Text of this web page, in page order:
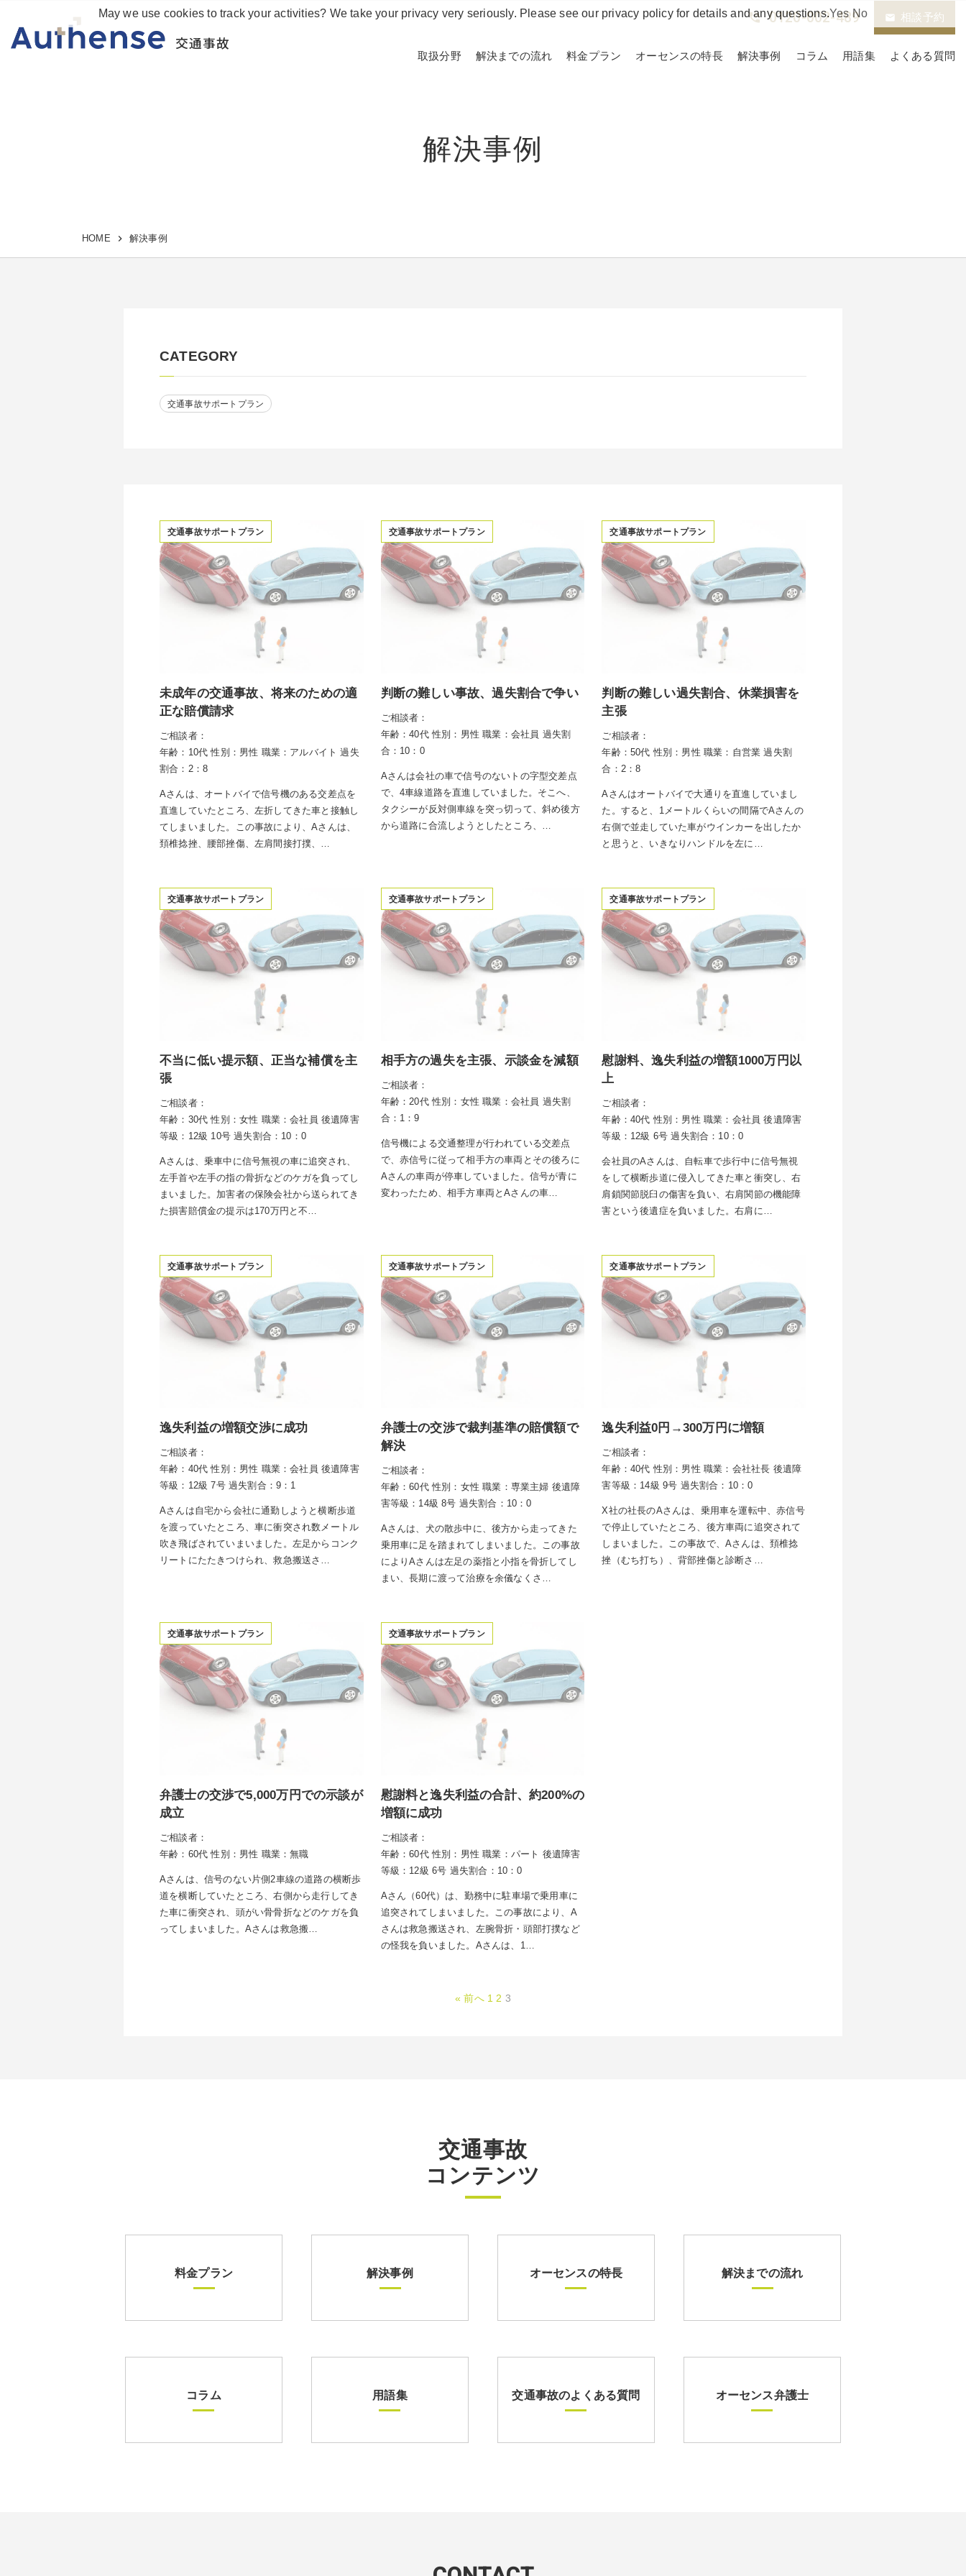
交通事故
phone_in_talk 0120-002-489 email 相談予約
取扱分野 解決までの流れ 料金プラン オーセンスの特長 解決事例 コラム 用語集 よくある質問
解決事例
HOME 解決事例
CATEGORY
交通事故サポートプラン
交通事故サポートプラン
未成年の交通事故、将来のための適
正な賠償請求
ご相談者：
年齢：10代 性別：男性 職業：アルバイト 過失
割合：2：8
Aさんは、オートバイで信号機のある交差点を
直進していたところ、左折してきた車と接触し
てしまいました。この事故により、Aさんは、
頚椎捻挫、腰部挫傷、左肩間接打撲、…
交通事故サポートプラン
判断の難しい事故、過失割合で争い
ご相談者：
年齢：40代 性別：男性 職業：会社員 過失割
合：10：0
Aさんは会社の車で信号のないトの字型交差点
で、4車線道路を直進していました。そこへ、
タクシーが反対側車線を突っ切って、斜め後方
から道路に合流しようとしたところ、…
交通事故サポートプラン
判断の難しい過失割合、休業損害を
主張
ご相談者：
年齢：50代 性別：男性 職業：自営業 過失割
合：2：8
Aさんはオートバイで大通りを直進していまし
た。すると、1メートルくらいの間隔でAさんの
右側で並走していた車がウインカーを出したか
と思うと、いきなりハンドルを左に…
交通事故サポートプラン
不当に低い提示額、正当な補償を主
張
ご相談者：
年齢：30代 性別：女性 職業：会社員 後遺障害
等級：12級 10号 過失割合：10：0
Aさんは、乗車中に信号無視の車に追突され、
左手首や左手の指の骨折などのケガを負ってし
まいました。加害者の保険会社から送られてき
た損害賠償金の提示は170万円と不…
交通事故サポートプラン
相手方の過失を主張、示談金を減額
ご相談者：
年齢：20代 性別：女性 職業：会社員 過失割
合：1：9
信号機による交通整理が行われている交差点
で、赤信号に従って相手方の車両とその後ろに
Aさんの車両が停車していました。信号が青に
変わったため、相手方車両とAさんの車…
交通事故サポートプラン
慰謝料、逸失利益の増額1000万円以
上
ご相談者：
年齢：40代 性別：男性 職業：会社員 後遺障害
等級：12級 6号 過失割合：10：0
会社員のAさんは、自転車で歩行中に信号無視
をして横断歩道に侵入してきた車と衝突し、右
肩鎖関節脱臼の傷害を負い、右肩関節の機能障
害という後遺症を負いました。右肩に…
交通事故サポートプラン
逸失利益の増額交渉に成功
ご相談者：
年齢：40代 性別：男性 職業：会社員 後遺障害
等級：12級 7号 過失割合：9：1
Aさんは自宅から会社に通勤しようと横断歩道
を渡っていたところ、車に衝突され数メートル
吹き飛ばされていまいました。左足からコンク
リートにたたきつけられ、救急搬送さ…
交通事故サポートプラン
弁護士の交渉で裁判基準の賠償額で
解決
ご相談者：
年齢：60代 性別：女性 職業：専業主婦 後遺障
害等級：14級 8号 過失割合：10：0
Aさんは、犬の散歩中に、後方から走ってきた
乗用車に足を踏まれてしまいました。この事故
によりAさんは左足の薬指と小指を骨折してし
まい、長期に渡って治療を余儀なくさ…
交通事故サポートプラン
逸失利益0円→300万円に増額
ご相談者：
年齢：40代 性別：男性 職業：会社社長 後遺障
害等級：14級 9号 過失割合：10：0
X社の社長のAさんは、乗用車を運転中、赤信号
で停止していたところ、後方車両に追突されて
しまいました。この事故で、Aさんは、頚椎捻
挫（むち打ち）、背部挫傷と診断さ…
交通事故サポートプラン
弁護士の交渉で5,000万円での示談が
成立
ご相談者：
年齢：60代 性別：男性 職業：無職
Aさんは、信号のない片側2車線の道路の横断歩
道を横断していたところ、右側から走行してき
た車に衝突され、頭がい骨骨折などのケガを負
ってしまいました。Aさんは救急搬…
交通事故サポートプラン
慰謝料と逸失利益の合計、約200%の
増額に成功
ご相談者：
年齢：60代 性別：男性 職業：パート 後遺障害
等級：12級 6号 過失割合：10：0
Aさん（60代）は、勤務中に駐車場で乗用車に
追突されてしまいました。この事故により、A
さんは救急搬送され、左腕骨折・頭部打撲など
の怪我を負いました。Aさんは、1…
« 前へ 1 2 3
交通事故
コンテンツ
料金プラン 解決事例 オーセンスの特長 解決までの流れ
コラム 用語集 交通事故のよくある質問 オーセンス弁護士
May we use cookies to track your activities? We take your privacy very seriously. Please see our privacy policy for details and any questions.Yes No